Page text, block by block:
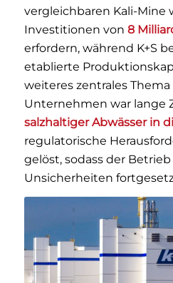
vergleichbaren Kali-Mine
Investitionen von 8
erfordern, während K+S
etablierte
weiteres zentrales Thema
Unternehmen war lange
salzhaltiger Abwässer in
regulatorische
gelöst, sodass der
Unsicherheiten